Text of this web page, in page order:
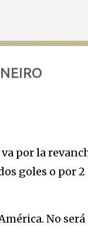
por la
goles o por 2
No será